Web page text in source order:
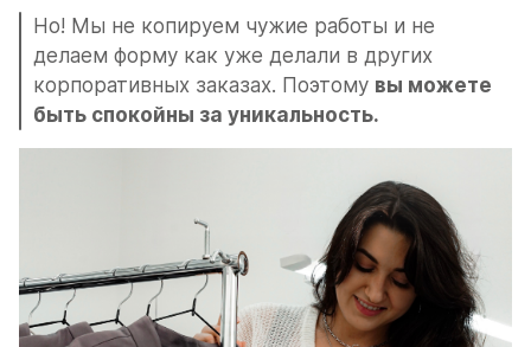
Но! Мы не копируем чужие работы и не
делаем форму как уже делали в других
корпоративных заказах. Поэтому вы можете
быть спокойны за уникальность.